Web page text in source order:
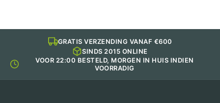
GRATIS VERZENDING VANAF €600
SINDS 2015 ONLINE
VOOR 22:00 BESTELD, MORGEN IN HUIS INDIEN
VOORRADIG